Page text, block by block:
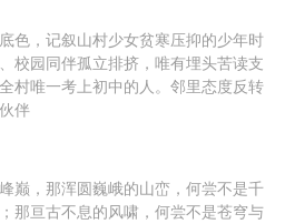
色，记叙山村少女贫寒压抑的少年时
校园同伴孤立排挤，唯有埋头苦读支
村唯一考上初中的人。邻里态度反转
伴
巅，那浑圆巍峨的山峦，何尝不是千
那亘古不息的风啸，何尝不是苍穹与